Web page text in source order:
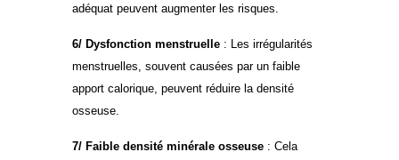
adéquat peuvent augmenter les risques.
6/ Dysfonction menstruelle: Les irrégularités
menstruelles, souvent causées par un faible
apport calorique, peuvent réduire la densité
osseuse.
7/ Faible densité minérale osseuse: Cela